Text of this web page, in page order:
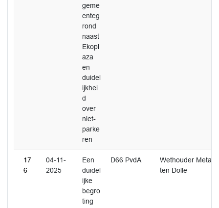
geme
enteg
rond
naast
Ekopl
aza
en
duidel
ijkhei
d
over
niet-
parke
ren
17
6
04-11-
2025
Een
duidel
ijke
begro
ting
D66 PvdA
Wethouder Metaal-
ten Dolle